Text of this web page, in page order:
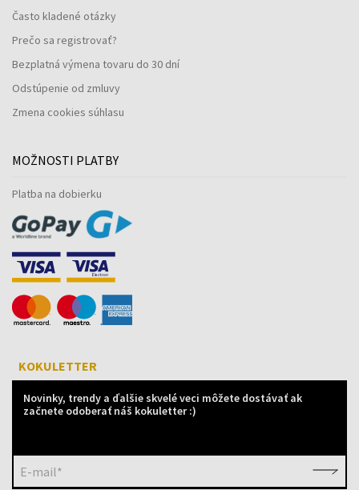
Často kladené otázky
Prečo sa registrovať?
Bezplatná výmena tovaru do 30 dní
Odstúpenie od zmluvy
Zmena cookies súhlasu
MOŽNOSTI PLATBY
Platba na dobierku
KOKULETTER
Novinky, trendy a ďalšie skvelé veci môžete dostávať ak
začnete odoberať náš kokuletter :)
E-mail*